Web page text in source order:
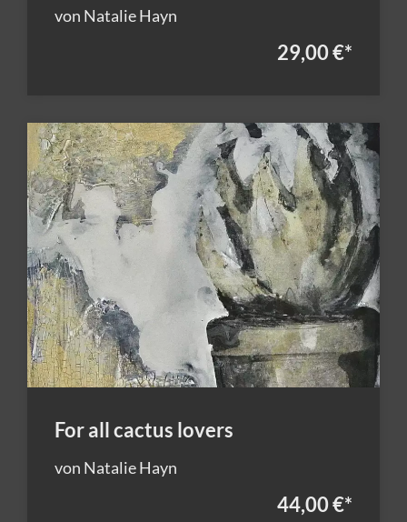
von Natalie Hayn
29,00 €*
For all cactus lovers
von Natalie Hayn
44,00 €*